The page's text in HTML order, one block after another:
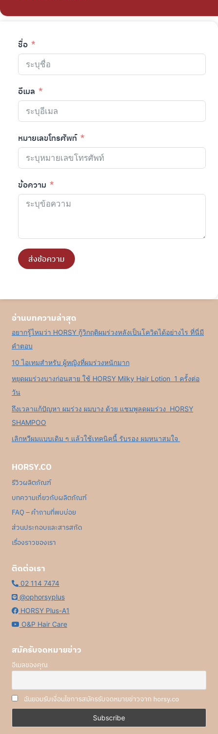
ชื่อ
อีเมล
หมายเลขโทรศัพท์
ข้อความ
ส่งข้อความ
อ่านบทความล่าสุด
อยากรู้ไหมว่า HORSY กู้วิกฤติผมร่วงหลังเป็นโควิดได้อย่างไร ที่นี่มี
คำตอบ
10 ไอเทมสำหรับ ผู้หญิงที่ผมร่วงหนักมาก
หยุดผมร่วงบางก่อนสาย ใช้ HORSY Milky Hair Lotion 1 ครั้งต่อ
วัน
ถึงเวลาแก้ปัญหา ผมร่วง ผมบาง ด้วย แชมพูลดผมร่วง HORSY
SHAMPOO
เลิกหวีผมแบบเดิม ๆ แล้วใช้เทคนิคนี้ รับรอง ผมหนาสมใจ
HORSY.CO
รีวิวผลิตภัณฑ์
บทความเกี่ยวกับผลิตภัณฑ์
FAQ – คำถามที่พบบ่อย
ส่วนประกอบและสารสกัด
เรื่องราวของเรา
ติดต่อเรา
02 114 7474
@ophorsyplus
HORSY Plus-A1
O&P Hair Care
สมัครับจดหมายข่าว
อีเมลของคุณ
ฉันยอมรับเงื่อนไขการสมัครรับจดหมายข่าวจาก horsy.co